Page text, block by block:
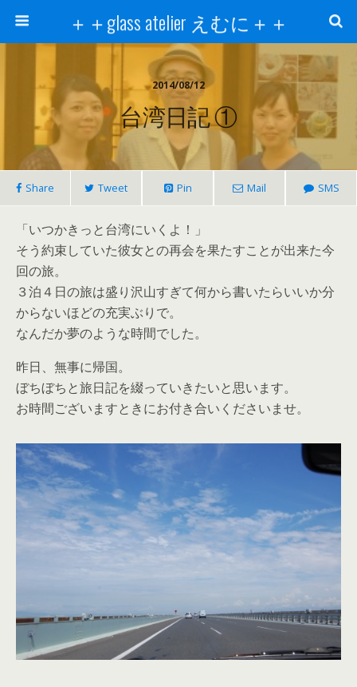
＋＋glass atelier えむに＋＋
2014/08/12
台湾日記 ①
Share Tweet Pin Mail SMS
「いつかきっと台湾にいくよ！」
そう約束していた彼女との再会を果たすことが出来た今
回の旅。
３泊４日の旅は盛り沢山すぎて何から書いたらいいか分
からないほどの充実ぶりで。
なんだか夢のような時間でした。
昨日、無事に帰国。
ぼちぼちと旅日記を綴っていきたいと思います。
お時間ございますときにお付き合いくださいませ。